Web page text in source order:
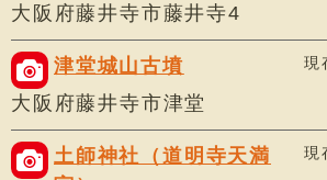
大阪府藤井寺市藤井寺4
津堂城山古墳 現
大阪府藤井寺市津堂
土師神社（道明寺天満
現